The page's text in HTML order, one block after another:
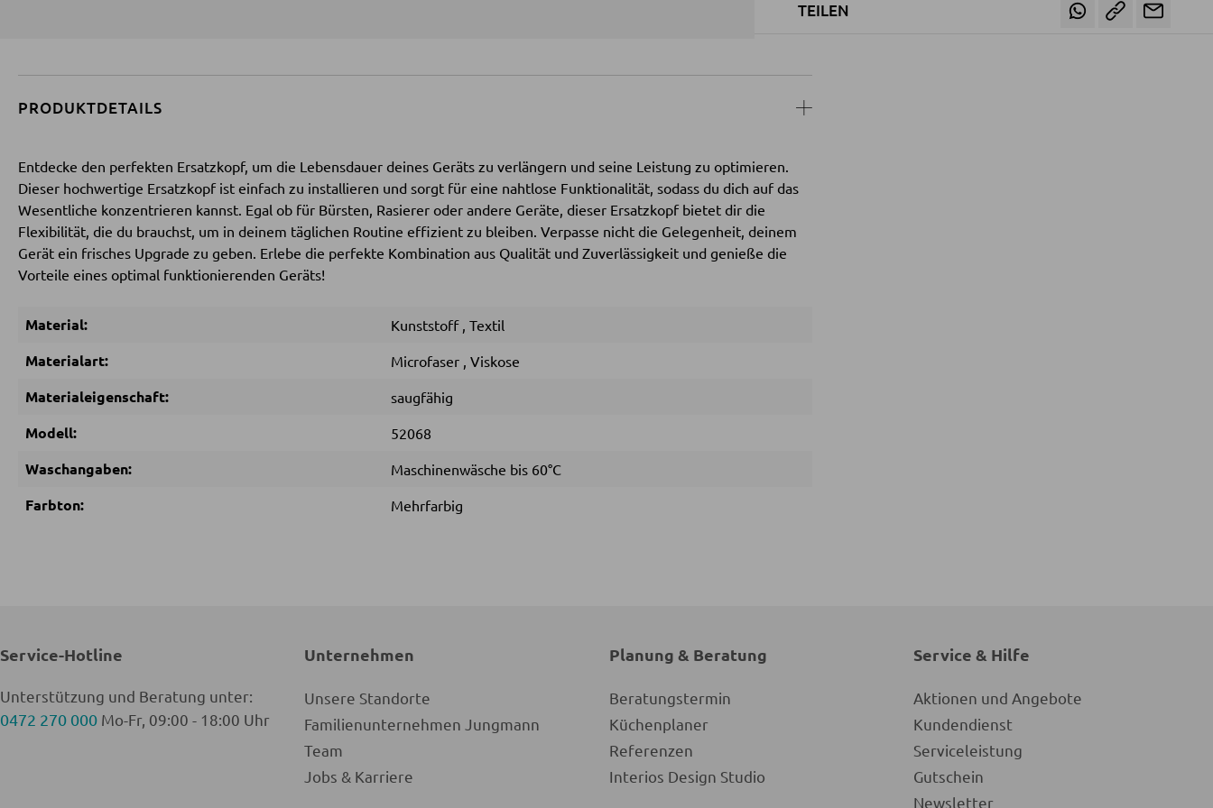
TEILEN
PRODUKTDETAILS
Entdecke den perfekten Ersatzkopf, um die Lebensdauer deines Geräts zu verlängern und seine Leistung zu optimieren.
Dieser hochwertige Ersatzkopf ist einfach zu installieren und sorgt für eine nahtlose Funktionalität, sodass du dich auf das
Wesentliche konzentrieren kannst. Egal ob für Bürsten, Rasierer oder andere Geräte, dieser Ersatzkopf bietet dir die
Flexibilität, die du brauchst, um in deinem täglichen Routine effizient zu bleiben. Verpasse nicht die Gelegenheit, deinem
Gerät ein frisches Upgrade zu geben. Erlebe die perfekte Kombination aus Qualität und Zuverlässigkeit und genieße die
Vorteile eines optimal funktionierenden Geräts!
Material: Kunststoff, Textil
Materialart: Microfaser , Viskose
Materialeigenschaft: saugfähig
Modell: 52068
Waschangaben: Maschinenwäsche bis 60°C
Farbton: Mehrfarbig
Service-Hotline
Unterstützung und Beratung unter:
0472 270 000 Mo-Fr, 09:00 - 18:00 Uhr
Unternehmen
Unsere Standorte
Familienunternehmen Jungmann
Team
Jobs & Karriere
Planung & Beratung
Beratungstermin
Küchenplaner
Referenzen
Interios Design Studio
Service & Hilfe
Aktionen und Angebote
Kundendienst
Serviceleistung
Gutschein
Newsletter